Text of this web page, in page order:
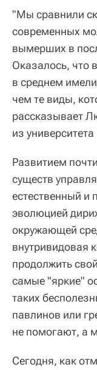
"Мы сравнили
современных
вымерших в
Оказалось, что
в среднем
чем те виды,
рассказывает
из
Развитием
существ
естественный и
эволюцией
окружающей
внутривидовая
продолжить
самые "яркие"
таких
павлинов или
не помогают, а
Сегодня, как